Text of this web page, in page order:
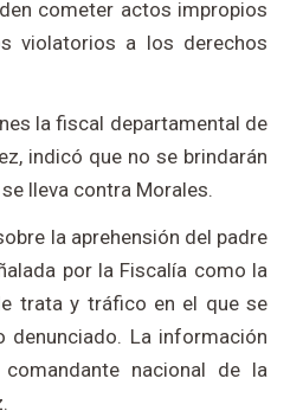
cometer actos impropios
violatorios a los derechos
la fiscal departamental de
indicó que no se brindarán
lleva contra Morales.
la aprehensión del padre
por la Fiscalía como la
trata y tráfico en el que se
denunciado. La información
nacional de la